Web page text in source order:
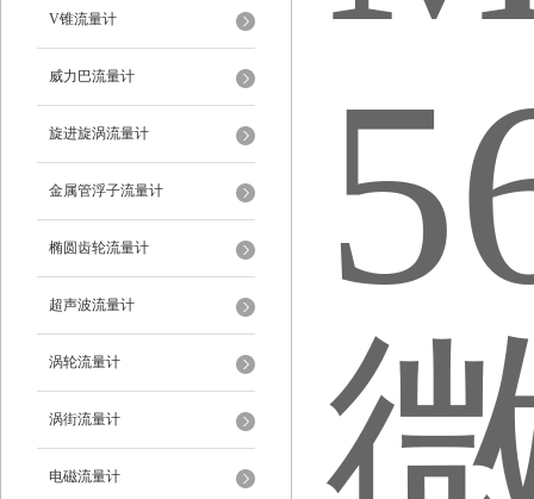
V锥流量计
威力巴流量计
旋进旋涡流量计
金属管浮子流量计
椭圆齿轮流量计
超声波流量计
涡轮流量计
涡街流量计
电磁流量计